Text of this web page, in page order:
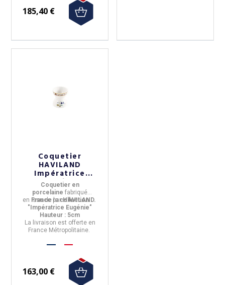
185,40 €
Coquetier
HAVILAND
Impératrice
Eugénie en
porcelaine 5cm
Coquetier en
porcelaine fabriqué
en France parHAVILAND.
Issu de lacollection
"Impératrice Eugénie"
Hauteur : 5cm
La livraison est offerte en
France Métropolitaine.
163,00 €